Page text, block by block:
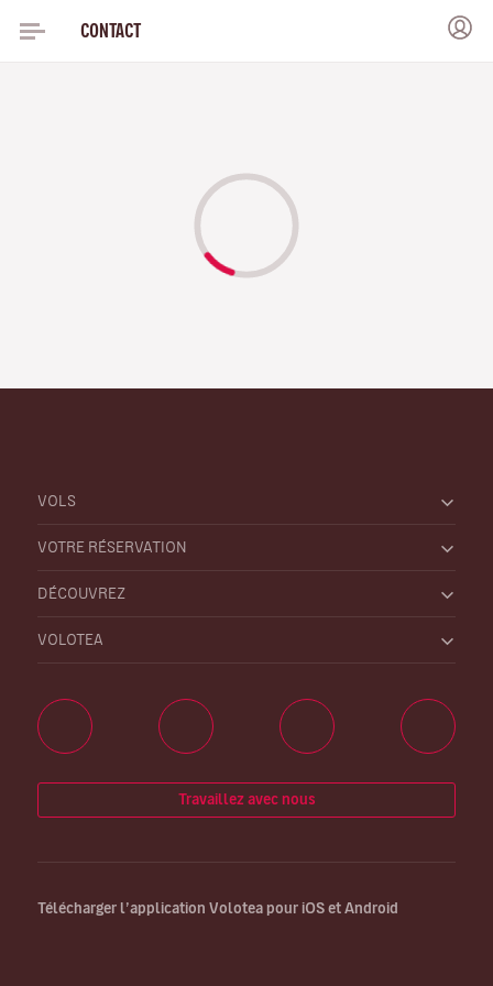
CONTACT
VOLS
VOTRE RÉSERVATION
DÉCOUVREZ
VOLOTEA
Travaillez avec nous
Télécharger l’application Volotea pour iOS et Android